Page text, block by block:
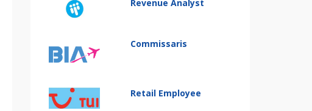
Revenue Analyst
Commissaris
Retail Employee